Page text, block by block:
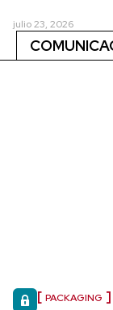
julio 23, 2026
PACKAGING